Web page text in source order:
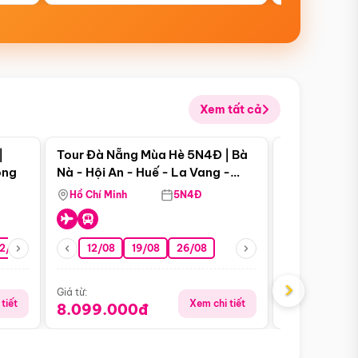
Xem tất cả
08 26/08 05/09 09/09 12/09
tiết
Điểm nổi bật
Tour Đà Nẵng Mùa Hè 5N4Đ | Bà
Nà - Hội An - Huế - La Vang -
Động Thiên Đường
Hồ Chí Minh 5N4Đ
12/08 19/08 26/08
Giá từ:
8.099.000đ Xem chi tiết
Giá từ:
›